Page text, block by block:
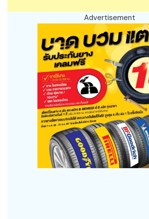
Advertisement